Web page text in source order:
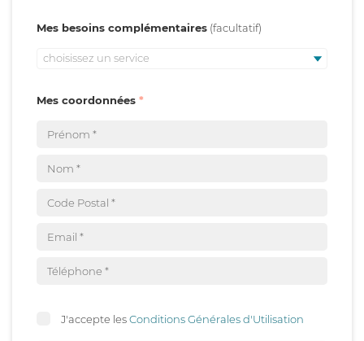
Mes besoins complémentaires
choisissez un service
Mes coordonnées
J'accepte lesConditions Générales d'Utilisation